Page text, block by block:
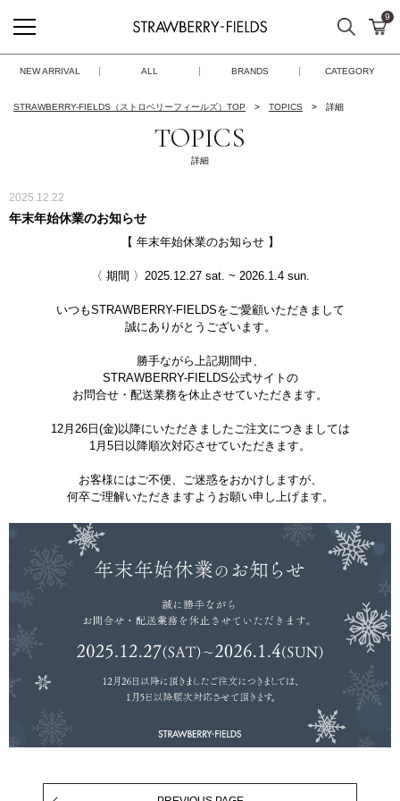
STRAWBERRY-FIELDS
検索 カ
9
NEW ARRIVAL ALL BRANDS CATEGORY
STRAWBERRY-FIELDS（ストロベリーフィールズ）TOP TOPICS 詳細
TOPICS
詳細
2025.12.22
年末年始休業のお知らせ
【 年末年始休業のお知らせ 】
〈 期間 〉2025.12.27 sat. ~ 2026.1.4 sun.
いつもSTRAWBERRY-FIELDSをご愛顧いただきまして
誠にありがとうございます。
勝手ながら上記期間中、
STRAWBERRY-FIELDS公式サイトの
お問合せ・配送業務を休止させていただきます。
12月26日(金)以降にいただきましたご注文につきましては
1月5日以降順次対応させていただきます。
お客様にはご不便、ご迷惑をおかけしますが、
何卒ご理解いただきますようお願い申し上げます。